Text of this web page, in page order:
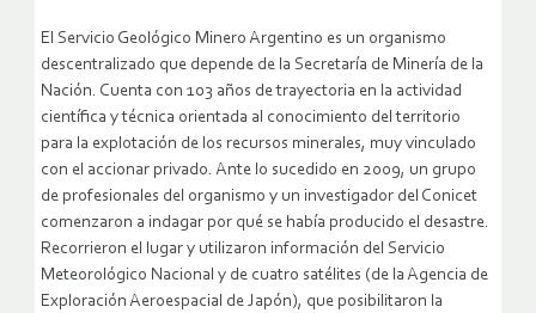
El Servicio Geológico Minero Argentino es un organismo
descentralizado que depende de la Secretaría de Minería de la
Nación. Cuenta con 103 años de trayectoria en la actividad
científica y técnica orientada al conocimiento del territorio
para la explotación de los recursos minerales, muy vinculado
con el accionar privado. Ante lo sucedido en 2009, un grupo
de profesionales del organismo y un investigador del Conicet
comenzaron a indagar por qué se había producido el desastre.
Recorrieron el lugar y utilizaron información del Servicio
Meteorológico Nacional y de cuatro satélites (de la Agencia de
Exploración Aeroespacial de Japón), que posibilitaron la